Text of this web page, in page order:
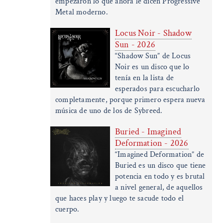
Metal moderno.
Locus Noir - Shadow
Sun - 2026
“Shadow Sun” de Locus
Noir es un disco que lo
tenía en la lista de
esperados para escucharlo
completamente, porque primero espera nueva
música de uno de los de Sybreed.
Buried - Imagined
Deformation - 2026
“Imagined Deformation” de
Buried es un disco que tiene
potencia en todo y es brutal
a nivel general, de aquellos
que haces play y luego te sacude todo el
cuerpo.